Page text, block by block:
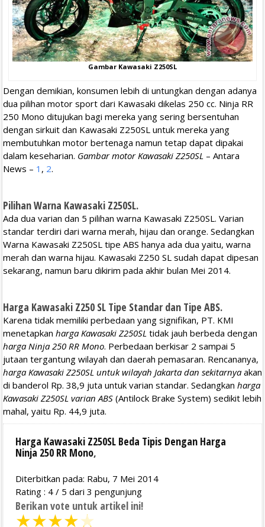
Gambar Kawasaki Z250SL
Dengan demikian, konsumen lebih di untungkan dengan adanya
dua pilihan motor sport dari Kawasaki dikelas 250 cc. Ninja RR
250 Mono ditujukan bagi mereka yang sering bersentuhan
dengan sirkuit dan Kawasaki Z250SL untuk mereka yang
membutuhkan motor bertenaga namun tetap dapat dipakai
dalam keseharian. Gambar motor Kawasaki Z250SL – Antara
News – 1 , 2.
Pilihan Warna Kawasaki Z250SL.
Ada dua varian dan 5 pilihan warna Kawasaki Z250SL. Varian
standar terdiri dari warna merah, hijau dan orange. Sedangkan
Warna Kawasaki Z250SL tipe ABS hanya ada dua yaitu, warna
merah dan warna hijau. Kawasaki Z250 SL sudah dapat dipesan
sekarang, namun baru dikirim pada akhir bulan Mei 2014.
Harga Kawasaki Z250 SL Tipe Standar dan Tipe ABS.
Karena tidak memiliki perbedaan yang signifikan, PT. KMI
menetapkan harga Kawasaki Z250SL tidak jauh berbeda dengan
harga Ninja 250 RR Mono. Perbedaan berkisar 2 sampai 5
jutaan tergantung wilayah dan daerah pemasaran. Rencananya,
harga Kawasaki Z250SL untuk wilayah Jakarta dan sekitarnya akan
di banderol Rp. 38,9 juta untuk varian standar. Sedangkan harga
Kawasaki Z250SL varian ABS (Antilock Brake System) sedikit lebih
mahal, yaitu Rp. 44,9 juta.
Harga Kawasaki Z250SL Beda Tipis Dengan Harga
Ninja 250 RR Mono,
Diterbitkan pada: Rabu, 7 Mei 2014
Rating : 4 / 5 dari 3 pengunjung
Berikan vote untuk artikel ini!
★★★★★